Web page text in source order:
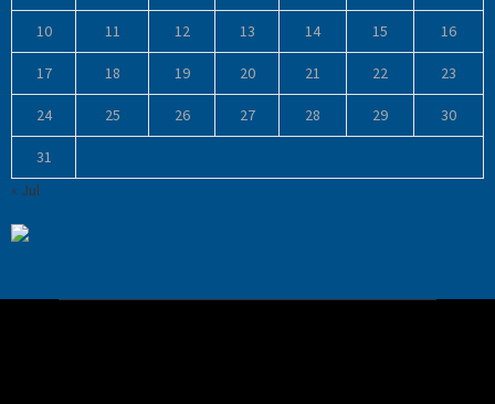
10 11 12 13 14 15 16
17 18 19 20 21 22 23
24 25 26 27 28 29 30
31
« Jul